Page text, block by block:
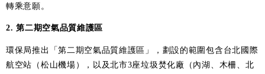
轉乘意願。
2. 第二期空氣品質維護區
環保局推出「第二期空氣品質維護區」，劃設的範圍包含台北國際
航空站（松山機場），以及北市3座垃圾焚化廠（內湖、木柵、北